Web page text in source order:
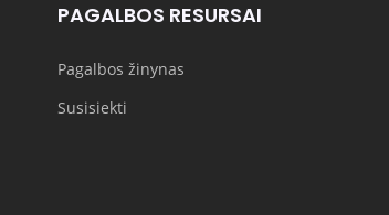
PAGALBOS RESURSAI
Pagalbos žinynas
Susisiekti